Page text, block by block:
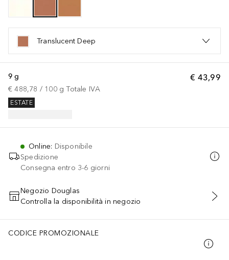
Translucent Deep
€ 43,99
9 g
€ 488,78 / 100 g Totale IVA
ESTATE
Online: Disponibile
Spedizione
Consegna entro 3-6 giorni
AGGIUNGI AL CARRELLO
Negozio Douglas
Controlla la disponibilità in negozio
CODICE PROMOZIONALE